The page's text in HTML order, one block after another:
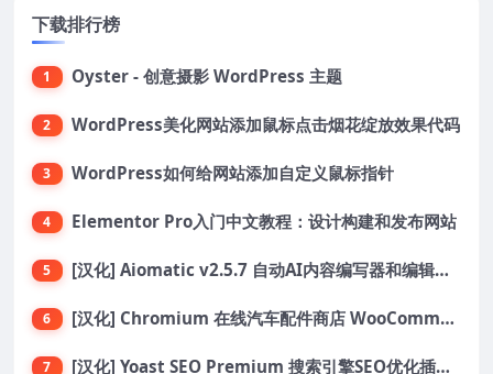
下载排行榜
1 Oyster - 创意摄影 WordPress 主题
2 WordPress美化网站添加鼠标点击烟花绽放效果代码
3 WordPress如何给网站添加自定义鼠标指针
4 Elementor Pro入门中文教程：设计构建和发布网站
5 [汉化] Aiomatic v2.5.7 自动AI内容编写器和编辑器GPT-3和GPT-4等AI工具包
6 [汉化] Chromium 在线汽车配件商店 WooCommerce 主题 v1.3.28
7 [汉化] Yoast SEO Premium 搜索引擎SEO优化插件+全套扩展附件